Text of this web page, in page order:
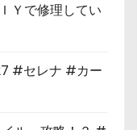
Ｙで修理してい
#セレナ #カー